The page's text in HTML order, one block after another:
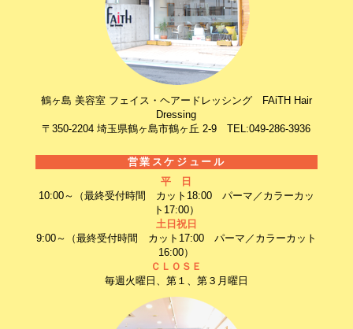
鶴ヶ島 美容室 フェイス・ヘアードレッシング FAiTH Hair
Dressing
〒350-2204 埼玉県鶴ヶ島市鶴ヶ丘 2-9 TEL:049-286-3936
営業スケジュール
平 日
10:00～（最終受付時間 カット18:00 パーマ／カラーカッ
ト17:00）
土日祝日
9:00～（最終受付時間 カット17:00 パーマ／カラーカット
16:00）
ＣＬＯＳＥ
毎週火曜日、第１、第３月曜日